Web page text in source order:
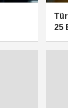
25